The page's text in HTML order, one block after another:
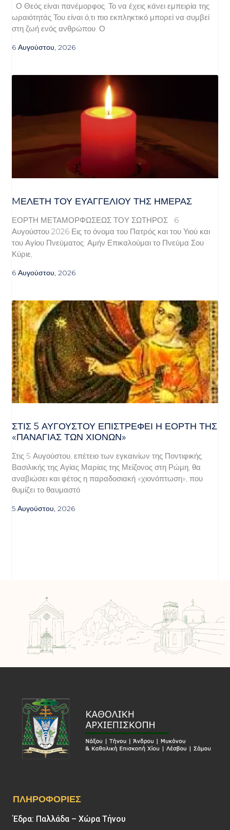
Ο Θεός είναι πανέμορφος. Το να έχεις κάνει εμπειρία της
ωραιότητάς Του είναι ό,τι πιο εκπληκτικό μπορεί να συμβεί
στη ζωή ενός ανθρώπου. Ο
6 Αυγούστου, 2026
MΕΛΈΤΗ ΤΟΥ ΕΥΑΓΓΕΛΊΟΥ ΤΗΣ ΗΜΈΡΑΣ
ΕΟΡΤΗ ΜΕΤΑΜΟΡΦΩΣΕΩΣ ΤΟΥ ΣΩΤΗΡΟΣ 6
Αυγούστου 2026 Εις το όνομα του Πατρός και του Υιού και
του Αγίου Πνεύματος. Αμήν Επικαλούμαι το Πνεύμα Σου
Κύριε,
6 Αυγούστου, 2026
ΣΤΙΣ 5 ΑΥΓΟΎΣΤΟΥ ΕΠΙΣΤΡΈΦΕΙ Η ΕΟΡΤΉ ΤΗΣ
«ΠΑΝΑΓΊΑΣ ΤΩΝ ΧΙΌΝΩΝ»
Στις 5 Αυγούστου, επέτειο των εγκαινίων της Ποντιφικής
Βασιλικής της Αγίας Μαρίας της Μείζονος στη Ρώμη, θα
αναβιώσει και φέτος η παραδοσιακή «χιονόπτωση», που
θυμίζει το θαυμαστό
5 Αυγούστου, 2026
ΠΛΗΡΟΦΟΡΊΕΣ
Έδρα: Παλλάδα – Χώρα Τήνου